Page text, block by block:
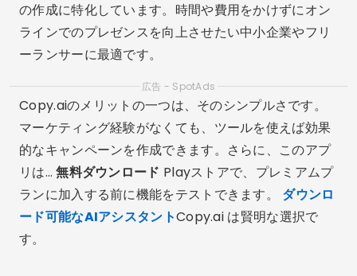
の作成に特化しています。時間や費用をかけずにオン
ラインでのプレゼンスを向上させたい中小企業やフリ
ーランサーに最適です。
広告 - SpotAds
Copy.aiのメリットの一つは、そのシンプルさです。
マーケティング経験がなくても、ツールを使えば効果
的なキャンペーンを作成できます。さらに、このアプ
リは…無料ダウンロード Playストアで、プレミアムプ
ランに加入する前に機能をテストできます。 ダウンロ
ード可能なAIアシスタントCopy.ai は賢明な選択で
す。